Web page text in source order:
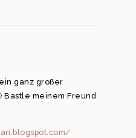
ganz großer
meinem Freund